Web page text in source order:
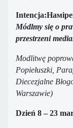
Módlmy się o
przestrzeni
Modlitwę
Popiełuszki,
Diecezjalne
Warszawie)
Dzień 8 – 23